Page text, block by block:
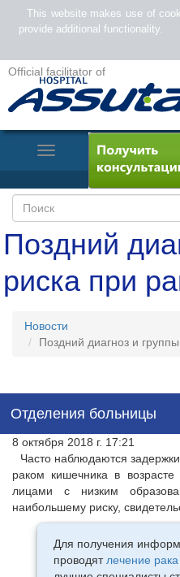
Official facilitator of
Toggle
Navigation
Поздний
риска при
Новости
Поздний диагноз и
Отделения больницы
8 октября 2018 г. 17:21
Часто наблюдаются
раком кишечника в
лицами с низким
наибольшему риску,
Для получения
проводятлечение
This website makes use of
provide additional functionality.